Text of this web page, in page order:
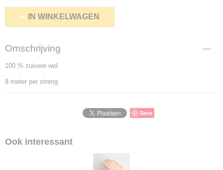
IN WINKELWAGEN
Omschrijving
100 % zuivere wol
8 meter per streng
Save
Ook interessant